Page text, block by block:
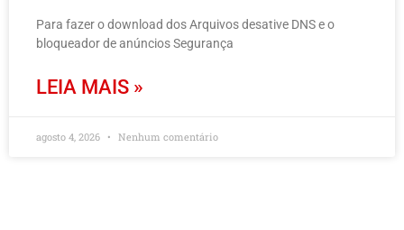
Para fazer o download dos Arquivos desative DNS e o
bloqueador de anúncios Segurança
LEIA MAIS »
agosto 4, 2026 Nenhum comentário